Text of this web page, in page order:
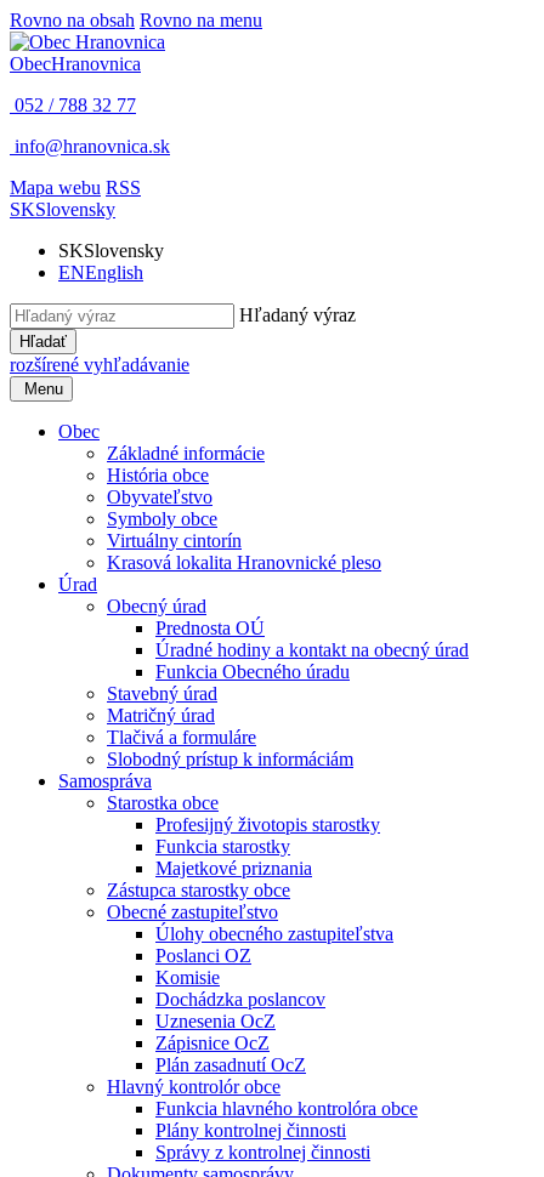
Rovno na obsah Rovno na menu
ObecHranovnica
052 / 788 32 77
info@hranovnica.sk
Mapa webu RSS
SKSlovensky
SKSlovensky
ENEnglish
Hľadaný výraz
Hľadať
rozšírené vyhľadávanie
Menu
Obec
Základné informácie
História obce
Obyvateľstvo
Symboly obce
Virtuálny cintorín
Krasová lokalita Hranovnické pleso
Úrad
Obecný úrad
Prednosta OÚ
Úradné hodiny a kontakt na obecný úrad
Funkcia Obecného úradu
Stavebný úrad
Matričný úrad
Tlačivá a formuláre
Slobodný prístup k informáciám
Samospráva
Starostka obce
Profesijný životopis starostky
Funkcia starostky
Majetkové priznania
Zástupca starostky obce
Obecné zastupiteľstvo
Úlohy obecného zastupiteľstva
Poslanci OZ
Komisie
Dochádzka poslancov
Uznesenia OcZ
Zápisnice OcZ
Plán zasadnutí OcZ
Hlavný kontrolór obce
Funkcia hlavného kontrolóra obce
Plány kontrolnej činnosti
Správy z kontrolnej činnosti